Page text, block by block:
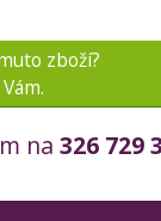
zboží?
na 326 729